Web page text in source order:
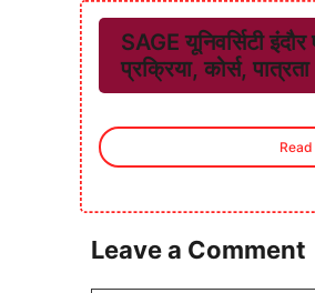
SAGE यूनिवर्सिटी
प्रक्रिया, कोर्स,
Leave a Comment